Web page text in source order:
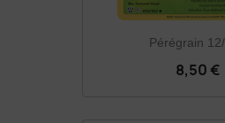
Pérégrain
8,50 €